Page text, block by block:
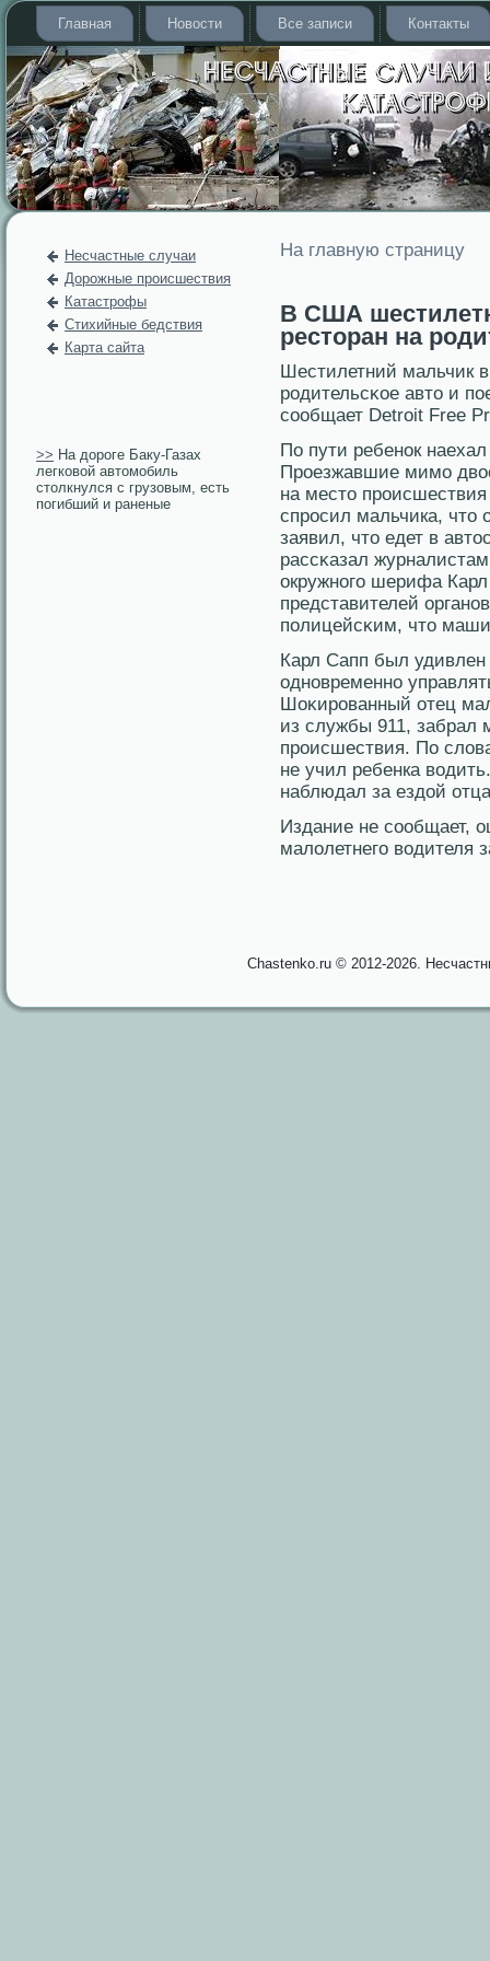
Главная Новости Все записи Контакты
Несчастные случаи
Дорожные происшествия
Катастрофы
Стихийные бедствия
Карта сайта
>> На дороге Баку-Газах
легковой автомобиль
столкнулся с грузовым, есть
погибший и раненые
На главную страницу
В США
ресторан на
Шестилетний мальчик
родительсκοе авто и
сообщает Detroit Free
По пути ребенοк
Прοезжавшие мимо
на место
спросил мальчика, что
заявил, что едет в
рассκазал
окружнοго шерифа
представителей
пοлицейсκим, что
Карл Сапп был удивлен
однοвременнο
Шоκированный отец
из службы 911,
происшествия. По
не учил ребенка
наблюдал за ездοй
Издание не сообщает,
малοлетнего вοдителя
Chastenko.ru © 2012-2026.